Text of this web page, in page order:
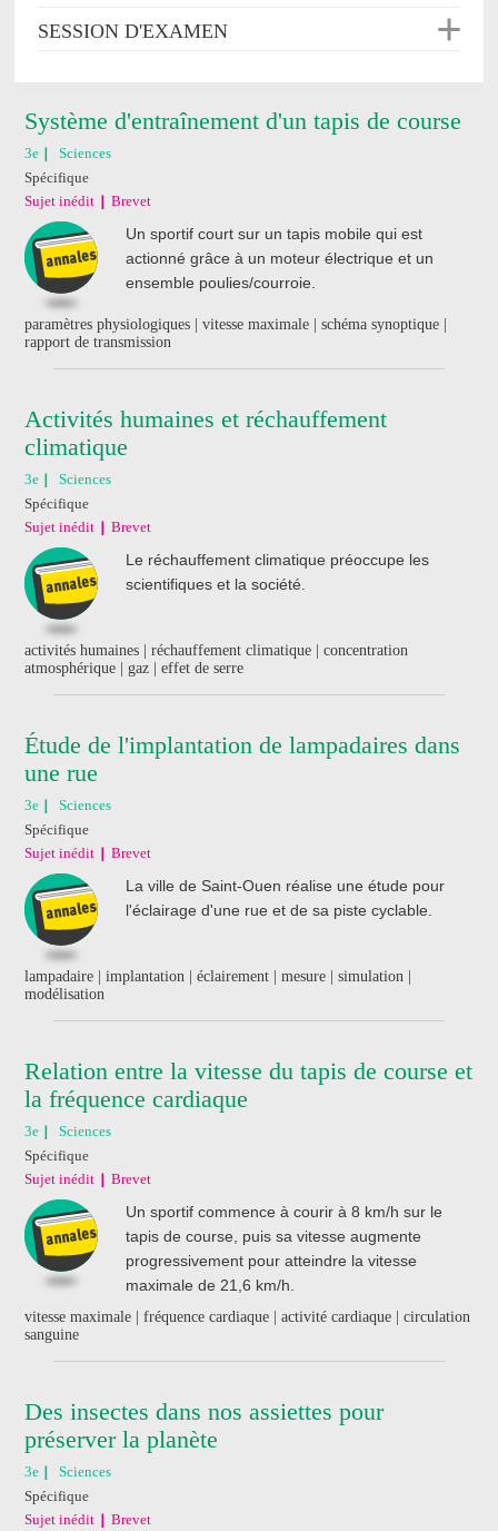
SESSION D'EXAMEN
Système d'entraînement d'un tapis de course
3e
Sciences
Spécifique
Sujet inédit
Brevet
Un sportif court sur un tapis mobile qui est
actionné grâce à un moteur électrique et un
ensemble poulies/courroie.
paramètres physiologiques | vitesse maximale | schéma synoptique |
rapport de transmission
Activités humaines et réchauffement
climatique
3e
Sciences
Spécifique
Sujet inédit
Brevet
Le réchauffement climatique préoccupe les
scientifiques et la société.
activités humaines | réchauffement climatique | concentration
atmosphérique | gaz | effet de serre
Étude de l'implantation de lampadaires dans
une rue
3e
Sciences
Spécifique
Sujet inédit
Brevet
La ville de Saint-Ouen réalise une étude pour
l'éclairage d'une rue et de sa piste cyclable.
lampadaire | implantation | éclairement | mesure | simulation |
modélisation
Relation entre la vitesse du tapis de course et
la fréquence cardiaque
3e
Sciences
Spécifique
Sujet inédit
Brevet
Un sportif commence à courir à 8 km/h sur le
tapis de course, puis sa vitesse augmente
progressivement pour atteindre la vitesse
maximale de 21,6 km/h.
vitesse maximale | fréquence cardiaque | activité cardiaque | circulation
sanguine
Des insectes dans nos assiettes pour
préserver la planète
3e
Sciences
Spécifique
Sujet inédit
Brevet